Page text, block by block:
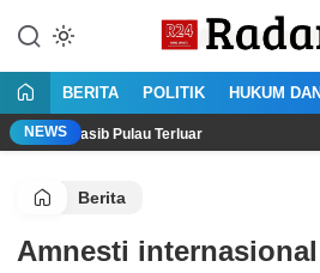
konten
Radar24.co.id
Jujur Lantang
BERITA POLITIK HUKUM
NEWS
Pulau Terluar Polisi
Berita
Amnesti